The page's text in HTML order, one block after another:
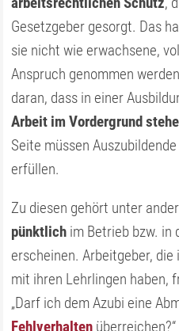
Gesetzgeber gesorgt. Das
sie nicht wie erwachsene,
Anspruch genommen
daran, dass in einer
Arbeit im Vordergrund
Seite müssen
erfüllen.
Zu diesen gehört unter
pünktlich im Betrieb bzw. in
erscheinen. Arbeitgeber,
mit ihren Lehrlingen haben,
„Darf ich dem Azubi eine
Fehlverhalten